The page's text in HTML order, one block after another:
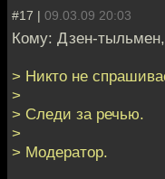
#17 | 09.03.09 20:03
Кому: Дзен-тыльмен,
> Никто не
>
> Следи за речью.
>
> Модератор.